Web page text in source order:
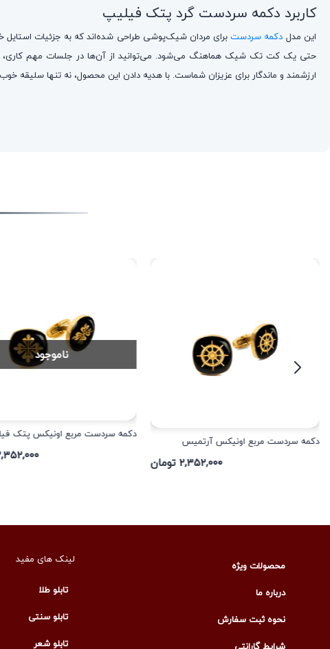
کاربرد دکمه سردست گرد پتک فیلیپ
این مدل دکمه سردست‌برای مردان شیک‌پوشی طراحی شده‌اند که به جزئیات
حتی یک کت تک شیک هماهنگ می‌شود. می‌توانید از آن‌ها در جلسات مهم کاری،
ارزشمند و ماندگار برای عزیزان شماست. با هدیه دادن این محصول، نه تنها سلیقه
دکمه سردست مربع اونیکس آرتمیس
۲,۳۵۲,۰۰۰ تومان
دکمه سردست مربع اونیکس پتک
۲,۳۵۲,۰۰۰
ناموجود
محصولات ویژه
درباره ما
نحوه ثبت سفارش
لینک های مفید
تابلو طلا
تابلو سنتی
تابلو شعر